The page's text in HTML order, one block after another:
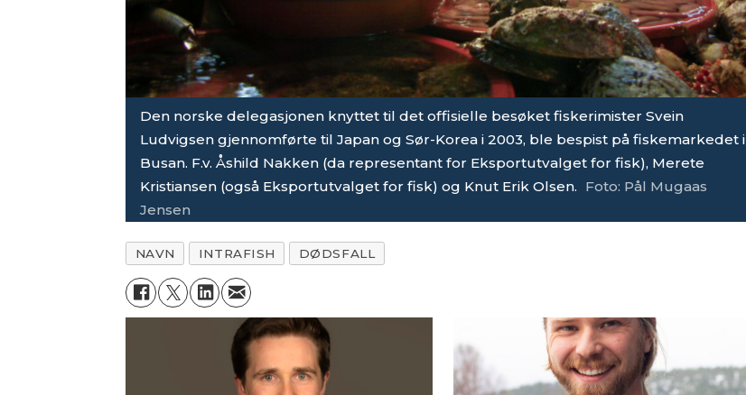
Den norske delegasjonen knyttet til det offisielle besøket fiskerimister Svein
Ludvigsen gjennomførte til Japan og Sør-Korea i 2003, ble bespist på fiskemarkedet i
Busan. F.v. Åshild Nakken (da representant for Eksportutvalget for fisk), Merete
Kristiansen (også Eksportutvalget for fisk) og Knut Erik Olsen. Foto: Pål Mugaas
Jensen
NAVN INTRAFISH DØDSFALL